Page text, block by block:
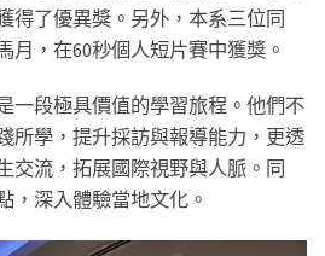
得了優異獎。另外，本系三位同
月，在60秒個人短片賽中獲獎。
一段極具價值的學習旅程。他們不
所學，提升採訪與報導能力，更透
交流，拓展國際視野與人脈。同
，深入體驗當地文化。